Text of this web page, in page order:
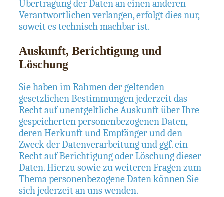
Übertragung der Daten an einen anderen
Verantwortlichen verlangen, erfolgt dies nur,
soweit es technisch machbar ist.
Auskunft, Berichtigung und
Löschung
Sie haben im Rahmen der geltenden
gesetzlichen Bestimmungen jederzeit das
Recht auf unentgeltliche Auskunft über Ihre
gespeicherten personenbezogenen Daten,
deren Herkunft und Empfänger und den
Zweck der Datenverarbeitung und ggf. ein
Recht auf Berichtigung oder Löschung dieser
Daten. Hierzu sowie zu weiteren Fragen zum
Thema personenbezogene Daten können Sie
sich jederzeit an uns wenden.